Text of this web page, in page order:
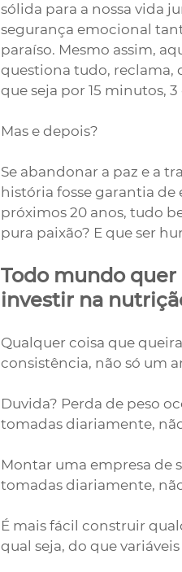
sólida para a nossa vida
segurança emocional
paraíso. Mesmo assim,
questiona tudo, reclama,
que seja por 15 minutos,
Mas e depois?
Se abandonar a paz e a
história fosse garantia
próximos 20 anos, tudo
pura paixão? E que ser
Todo mundo
investir na
Qualquer coisa que
consistência, não só um
Duvida? Perda de peso
tomadas diariamente,
Montar uma empresa de
tomadas diariamente,
É mais fácil construir
qual seja, do que